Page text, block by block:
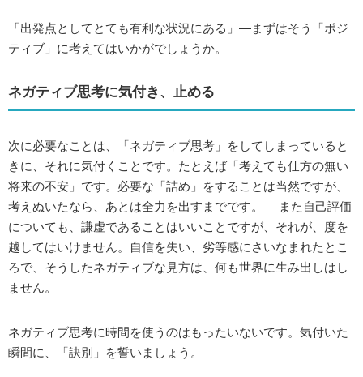
「出発点としてとても有利な状況にある」―まずはそう「ポジ
ティブ」に考えてはいかがでしょうか。
ネガティブ思考に気付き、止める
次に必要なことは、「ネガティブ思考」をしてしまっていると
きに、それに気付くことです。たとえば「考えても仕方の無い
将来の不安」です。必要な「詰め」をすることは当然ですが、
考えぬいたなら、あとは全力を出すまでです。 また自己評価
についても、謙虚であることはいいことですが、それが、度を
越してはいけません。自信を失い、劣等感にさいなまれたとこ
ろで、そうしたネガティブな見方は、何も世界に生み出しはし
ません。
ネガティブ思考に時間を使うのはもったいないです。気付いた
瞬間に、「訣別」を誓いましょう。